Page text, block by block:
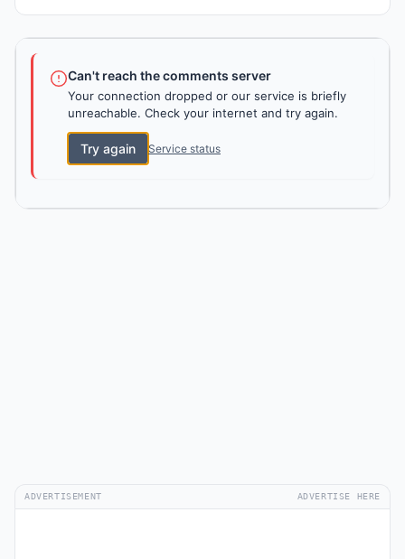
Can't reach the comments server
Your connection dropped or our service is briefly
unreachable. Check your internet and try again.
Try again Service status
ADVERTISEMENT ADVERTISE HERE